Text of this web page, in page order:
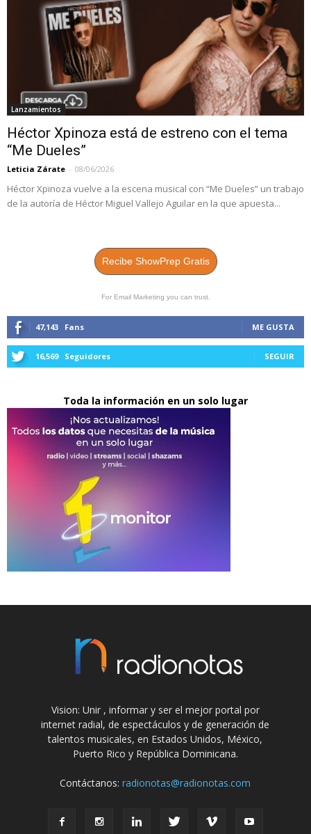
Lanzamientos
Héctor Xpinoza está de estreno con el tema
“Me Dueles”
Leticia Zárate - 08/06/2026
Héctor Xpinoza vuelve a la escena musical con “Me Dueles” un trabajo
de la autoría de Héctor Miguel Vallejo Aguilar en la que apuesta...
Recibe ShowPrep Gratis
For Email Marketing you can trust.
47,143 Fans ME GUSTA
16,569 Seguidores SEGUIR
Toda la información en un solo lugar
Vision: Unir , informar y ser el mejor portal por
internet radial, de espectáculos y de generación de
talentos musicales, en Estados Unidos, México,
Puerto Rico y República Dominicana.
Contáctanos:radionotas@radionotas.com